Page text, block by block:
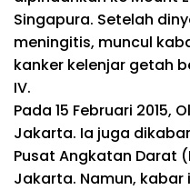
Singapura. Setelah
meningitis, muncul
kanker kelenjar getah
IV.
Pada 15 Februari 2015,
Jakarta. Ia juga
Pusat Angkatan Darat
Jakarta. Namun,